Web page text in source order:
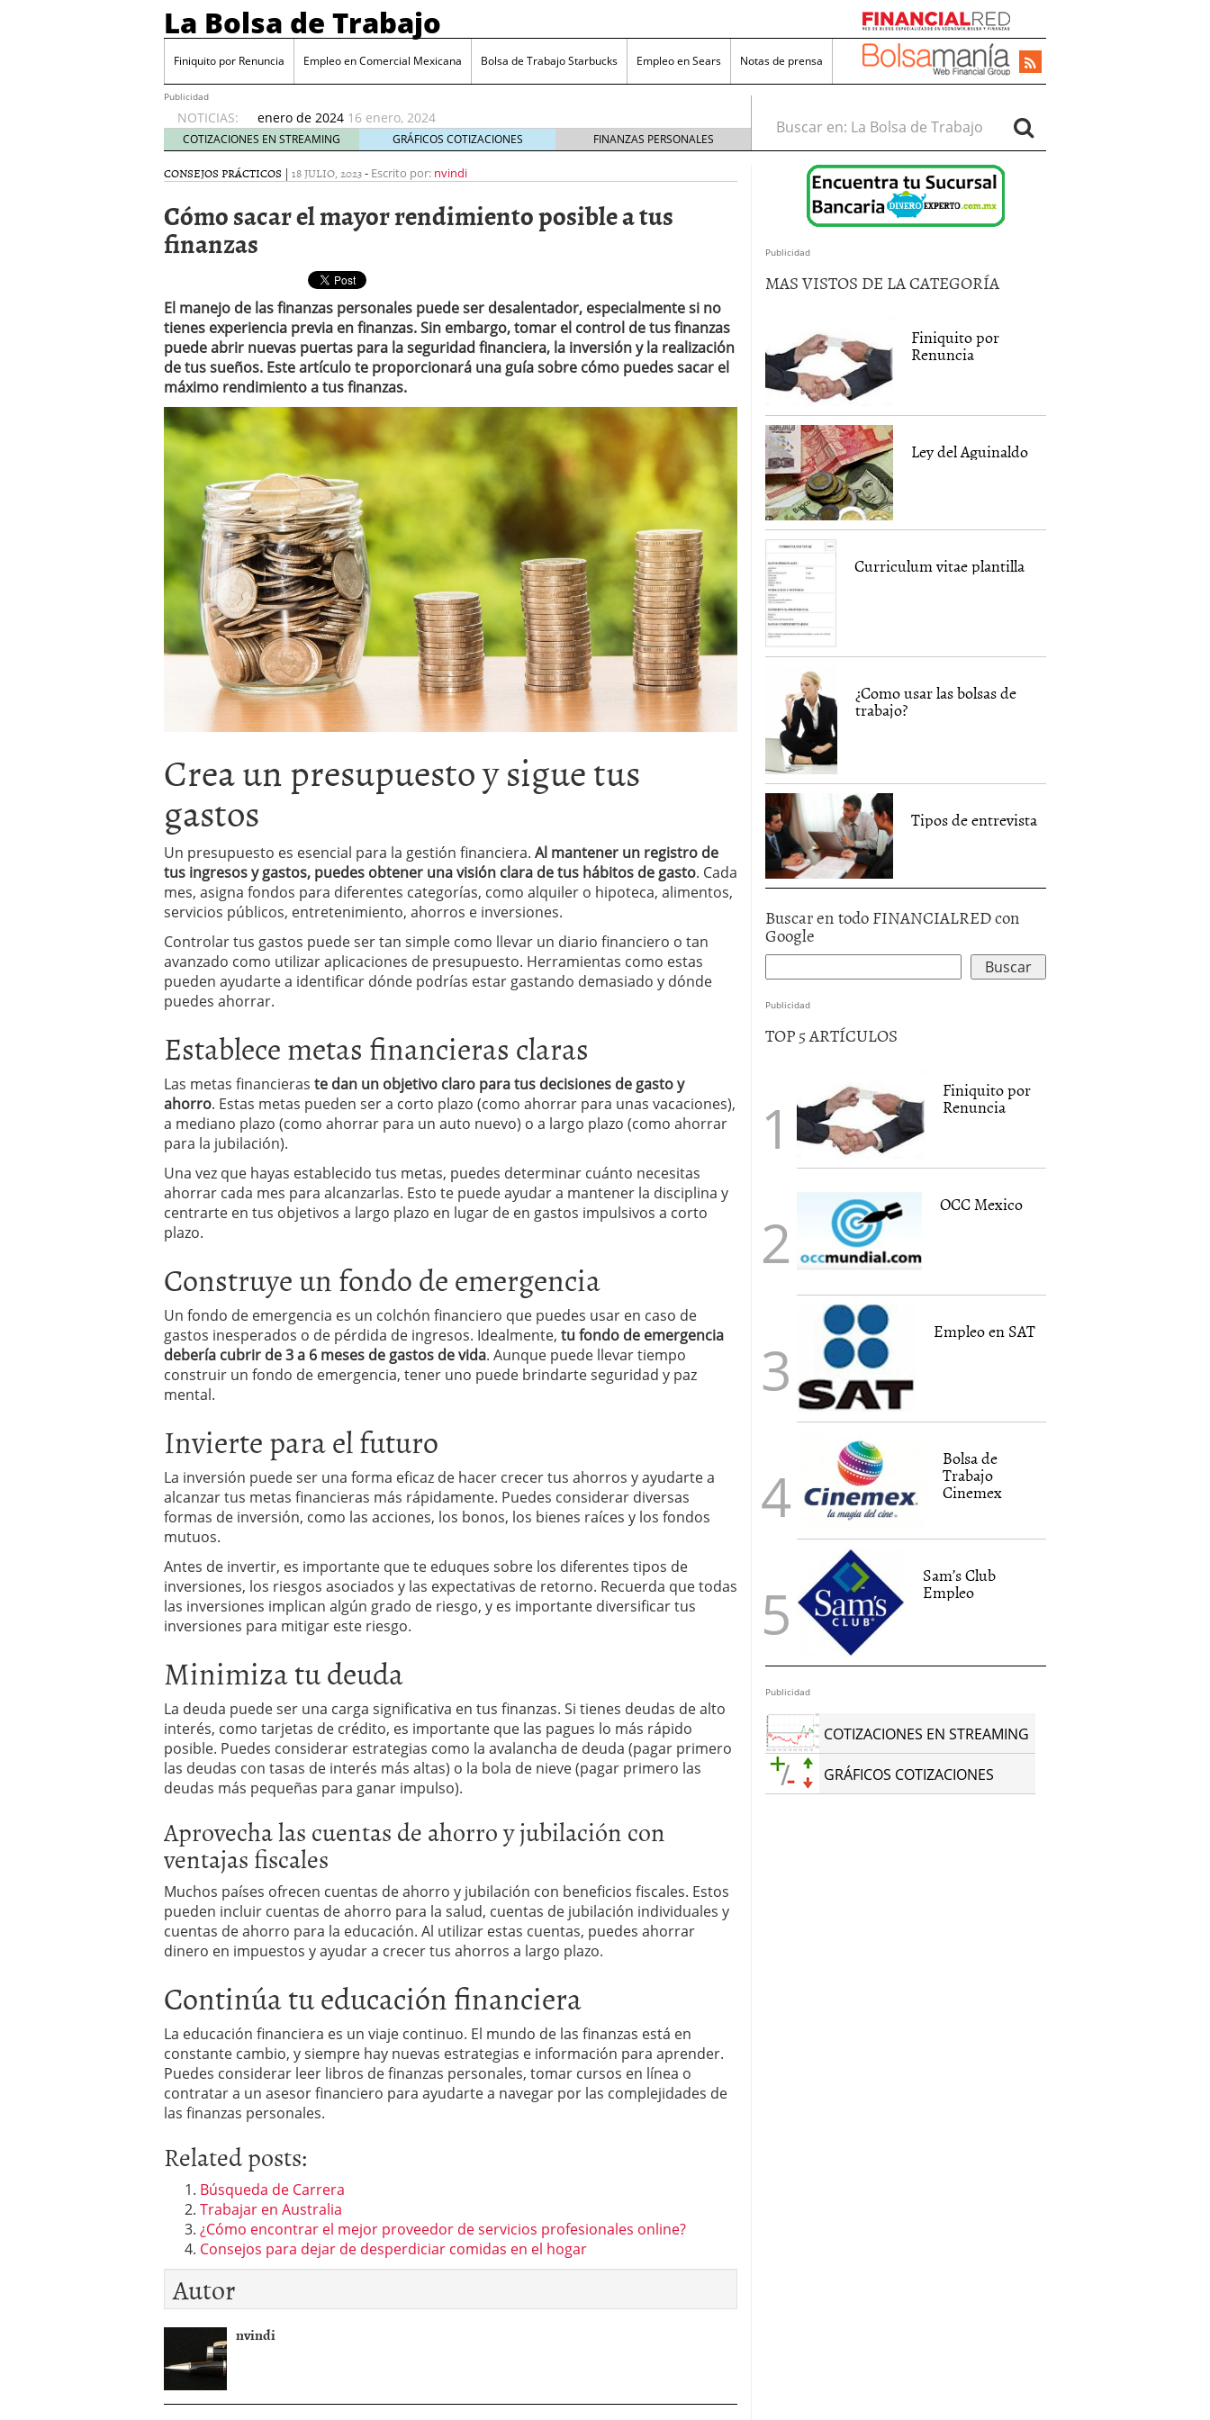
La Bolsa de Trabajo
Finiquito por Renuncia Empleo en Comercial Mexicana Bolsa de Trabajo Starbucks Empleo en Sears Notas de prensa
Publicidad
NOTICIAS:
¿Es realmente posible jubilarse a los 40 años? 11 noviembre, 2023
Novedades fiscales: descubre los nuevos conceptos deducibles en la
declaración de la Renta 22 enero, 2024
enero de 2024 16 enero, 2024
España genera 540.000 empleos en 2023 a pesar de un crecimiento
económico moderado 9 enero, 2024
Inflación y búsqueda de rentabilidad: récord de retiradas de dinero de
¿Es realmente posible jubilarse a los 40 años? 11 noviembre, 2023
Novedades fiscales: descubre los nuevos conceptos deducibles en la
COTIZACIONES EN STREAMING GRÁFICOS COTIZACIONES FINANZAS PERSONALES
Buscar en:
CONSEJOS PRÁCTICOS | 18 JULIO, 2023- Escrito por: nvindi
Cómo sacar el mayor rendimiento posible a tus
finanzas
El manejo de las finanzas personales puede ser desalentador, especialmente si no
tienes experiencia previa en finanzas. Sin embargo, tomar el control de tus finanzas
puede abrir nuevas puertas para la seguridad financiera, la inversión y la realización
de tus sueños. Este artículo te proporcionará una guía sobre cómo puedes sacar el
máximo rendimiento a tus finanzas.
Crea un presupuesto y sigue tus
gastos
Un presupuesto es esencial para la gestión financiera. Al mantener un registro de
tus ingresos y gastos, puedes obtener una visión clara de tus hábitos de gasto. Cada
mes, asigna fondos para diferentes categorías, como alquiler o hipoteca, alimentos,
servicios públicos, entretenimiento, ahorros e inversiones.
Controlar tus gastos puede ser tan simple como llevar un diario financiero o tan
avanzado como utilizar aplicaciones de presupuesto. Herramientas como estas
pueden ayudarte a identificar dónde podrías estar gastando demasiado y dónde
puedes ahorrar.
Establece metas financieras claras
Las metas financieras te dan un objetivo claro para tus decisiones de gasto y
ahorro. Estas metas pueden ser a corto plazo (como ahorrar para unas vacaciones),
a mediano plazo (como ahorrar para un auto nuevo) o a largo plazo (como ahorrar
para la jubilación).
Una vez que hayas establecido tus metas, puedes determinar cuánto necesitas
ahorrar cada mes para alcanzarlas. Esto te puede ayudar a mantener la disciplina y
centrarte en tus objetivos a largo plazo en lugar de en gastos impulsivos a corto
plazo.
Construye un fondo de emergencia
Un fondo de emergencia es un colchón financiero que puedes usar en caso de
gastos inesperados o de pérdida de ingresos. Idealmente, tu fondo de emergencia
debería cubrir de 3 a 6 meses de gastos de vida. Aunque puede llevar tiempo
construir un fondo de emergencia, tener uno puede brindarte seguridad y paz
mental.
Invierte para el futuro
La inversión puede ser una forma eficaz de hacer crecer tus ahorros y ayudarte a
alcanzar tus metas financieras más rápidamente. Puedes considerar diversas
formas de inversión, como las acciones, los bonos, los bienes raíces y los fondos
mutuos.
Antes de invertir, es importante que te eduques sobre los diferentes tipos de
inversiones, los riesgos asociados y las expectativas de retorno. Recuerda que todas
las inversiones implican algún grado de riesgo, y es importante diversificar tus
inversiones para mitigar este riesgo.
Minimiza tu deuda
La deuda puede ser una carga significativa en tus finanzas. Si tienes deudas de alto
interés, como tarjetas de crédito, es importante que las pagues lo más rápido
posible. Puedes considerar estrategias como la avalancha de deuda (pagar primero
las deudas con tasas de interés más altas) o la bola de nieve (pagar primero las
deudas más pequeñas para ganar impulso).
Aprovecha las cuentas de ahorro y jubilación con
ventajas fiscales
Muchos países ofrecen cuentas de ahorro y jubilación con beneficios fiscales. Estos
pueden incluir cuentas de ahorro para la salud, cuentas de jubilación individuales y
cuentas de ahorro para la educación. Al utilizar estas cuentas, puedes ahorrar
dinero en impuestos y ayudar a crecer tus ahorros a largo plazo.
Continúa tu educación financiera
La educación financiera es un viaje continuo. El mundo de las finanzas está en
constante cambio, y siempre hay nuevas estrategias e información para aprender.
Puedes considerar leer libros de finanzas personales, tomar cursos en línea o
contratar a un asesor financiero para ayudarte a navegar por las complejidades de
las finanzas personales.
Related posts:
Búsqueda de Carrera
Trabajar en Australia
¿Cómo encontrar el mejor proveedor de servicios profesionales online?
Consejos para dejar de desperdiciar comidas en el hogar
Autor
nvindi
Publicidad
MAS VISTOS DE LA CATEGORÍA
Finiquito por
Renuncia
Ley del Aguinaldo
Curriculum vitae plantilla
¿Como usar las bolsas de
trabajo?
Tipos de entrevista
Buscar en todo FINANCIALRED con
Google
Publicidad
TOP 5 ARTÍCULOS
Finiquito por
Renuncia
OCC Mexico
Empleo en SAT
Bolsa de
Trabajo
Cinemex
Sam’s Club
Empleo
Publicidad
COTIZACIONES EN STREAMING
GRÁFICOS COTIZACIONES